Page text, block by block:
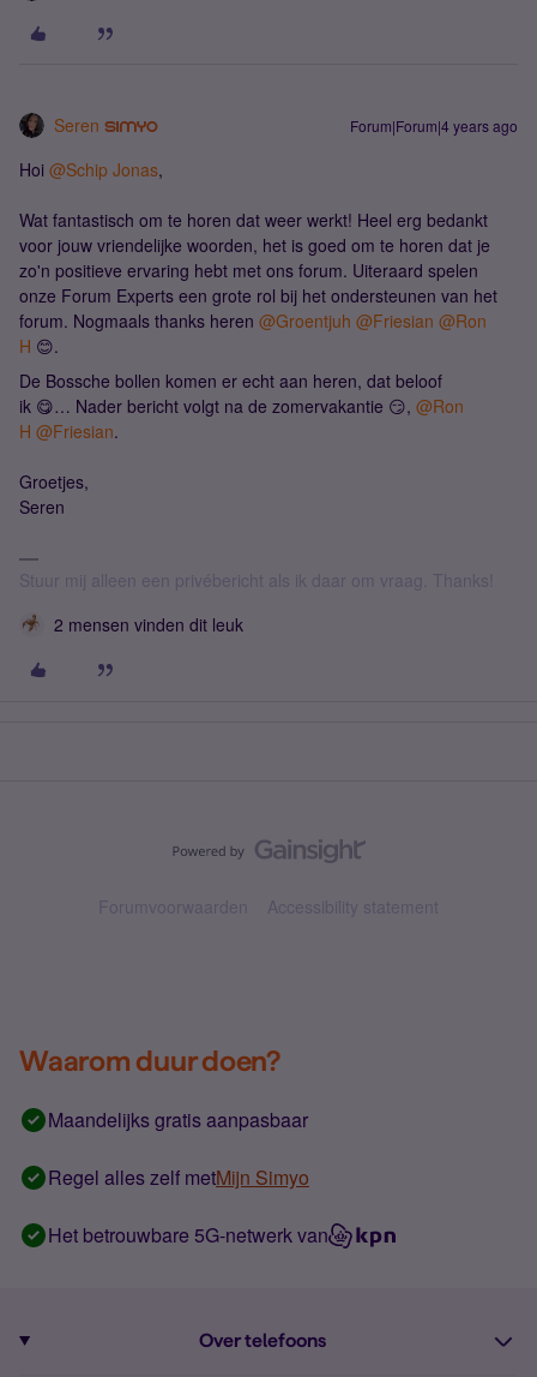
Seren Forum|Forum|4 years ago
Hoi @Schip Jonas,
Wat fantastisch om te horen dat weer werkt! Heel erg bedankt
voor jouw vriendelijke woorden, het is goed om te horen dat je
zo'n positieve ervaring hebt met ons forum. Uiteraard spelen
onze Forum Experts een grote rol bij het ondersteunen van het
forum. Nogmaals thanks heren @Groentjuh @Friesian @Ron
H 😊.
De Bossche bollen komen er echt aan heren, dat beloof
ik 😋… Nader bericht volgt na de zomervakantie 😏, @Ron
H @Friesian.
Groetjes,
Seren
Stuur mij alleen een privébericht als ik daar om vraag. Thanks!
2 mensen vinden dit leuk
Forumvoorwaarden Accessibility statement
Waarom duur doen?
Maandelijks gratis aanpasbaar
Regel alles zelf metMijn Simyo
Het betrouwbare 5G-netwerk van
Over telefoons